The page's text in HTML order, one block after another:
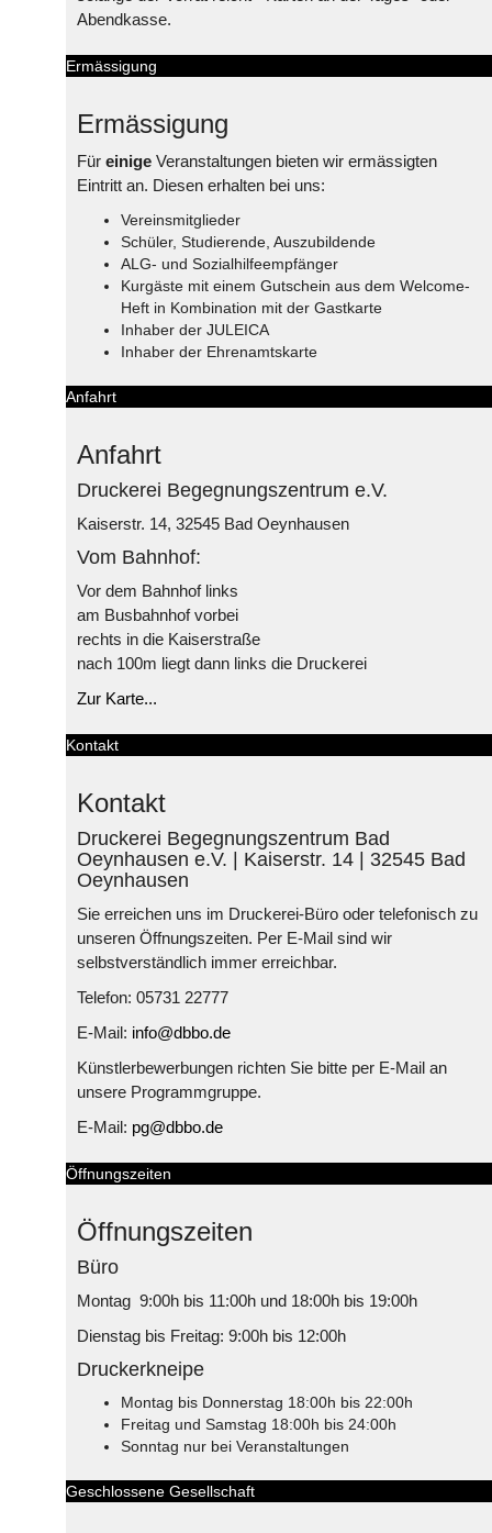
Abendkasse.
Ermässigung
Ermässigung
Für einige Veranstaltungen bieten wir ermässigten
Eintritt an. Diesen erhalten bei uns:
Vereinsmitglieder
Schüler, Studierende, Auszubildende
ALG- und Sozialhilfeempfänger
Kurgäste mit einem Gutschein aus dem Welcome-
Heft in Kombination mit der Gastkarte
Inhaber der JULEICA
Inhaber der Ehrenamtskarte
Anfahrt
Anfahrt
Druckerei Begegnungszentrum e.V.
Kaiserstr. 14, 32545 Bad Oeynhausen
Vom Bahnhof:
Vor dem Bahnhof links
am Busbahnhof vorbei
rechts in die Kaiserstraße
nach 100m liegt dann links die Druckerei
Zur Karte...
Kontakt
Kontakt
Druckerei Begegnungszentrum Bad
Oeynhausen e.V. | Kaiserstr. 14 | 32545 Bad
Oeynhausen
Sie erreichen uns im Druckerei-Büro oder telefonisch zu
unseren Öffnungszeiten. Per E-Mail sind wir
selbstverständlich immer erreichbar.
Telefon: 05731 22777
E-Mail: info@dbbo.de
Künstlerbewerbungen richten Sie bitte per E-Mail an
unsere Programmgruppe.
E-Mail: pg@dbbo.de
Öffnungszeiten
Öffnungszeiten
Büro
Montag 9:00h bis 11:00h und 18:00h bis 19:00h
Dienstag bis Freitag: 9:00h bis 12:00h
Druckerkneipe
Montag bis Donnerstag 18:00h bis 22:00h
Freitag und Samstag 18:00h bis 24:00h
Sonntag nur bei Veranstaltungen
Geschlossene Gesellschaft